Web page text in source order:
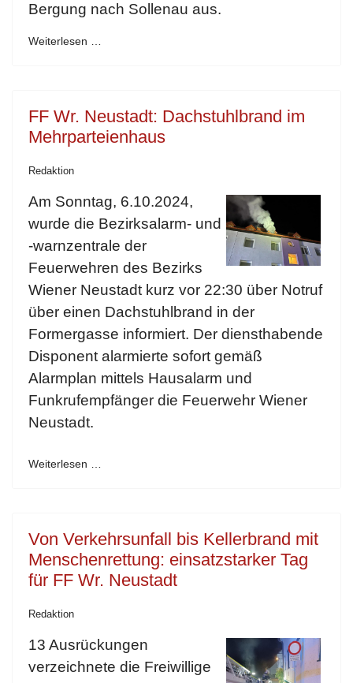
Bergung nach Sollenau aus.
Weiterlesen …
FF Wr. Neustadt: Dachstuhlbrand im
Mehrparteienhaus
Redaktion
Am Sonntag, 6.10.2024,
wurde die Bezirksalarm- und
-warnzentrale der
Feuerwehren des Bezirks
Wiener Neustadt kurz vor 22:30 über Notruf
über einen Dachstuhlbrand in der
Formergasse informiert. Der diensthabende
Disponent alarmierte sofort gemäß
Alarmplan mittels Hausalarm und
Funkrufempfänger die Feuerwehr Wiener
Neustadt.
Weiterlesen …
Von Verkehrsunfall bis Kellerbrand mit
Menschenrettung: einsatzstarker Tag
für FF Wr. Neustadt
Redaktion
13 Ausrückungen
verzeichnete die Freiwillige